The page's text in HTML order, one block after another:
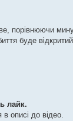
порівнюючи
буде
лайк.
описі до відео.